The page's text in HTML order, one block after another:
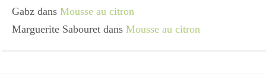
Gabz dans Mousse au citron
Marguerite Sabouret dans Mousse au citron